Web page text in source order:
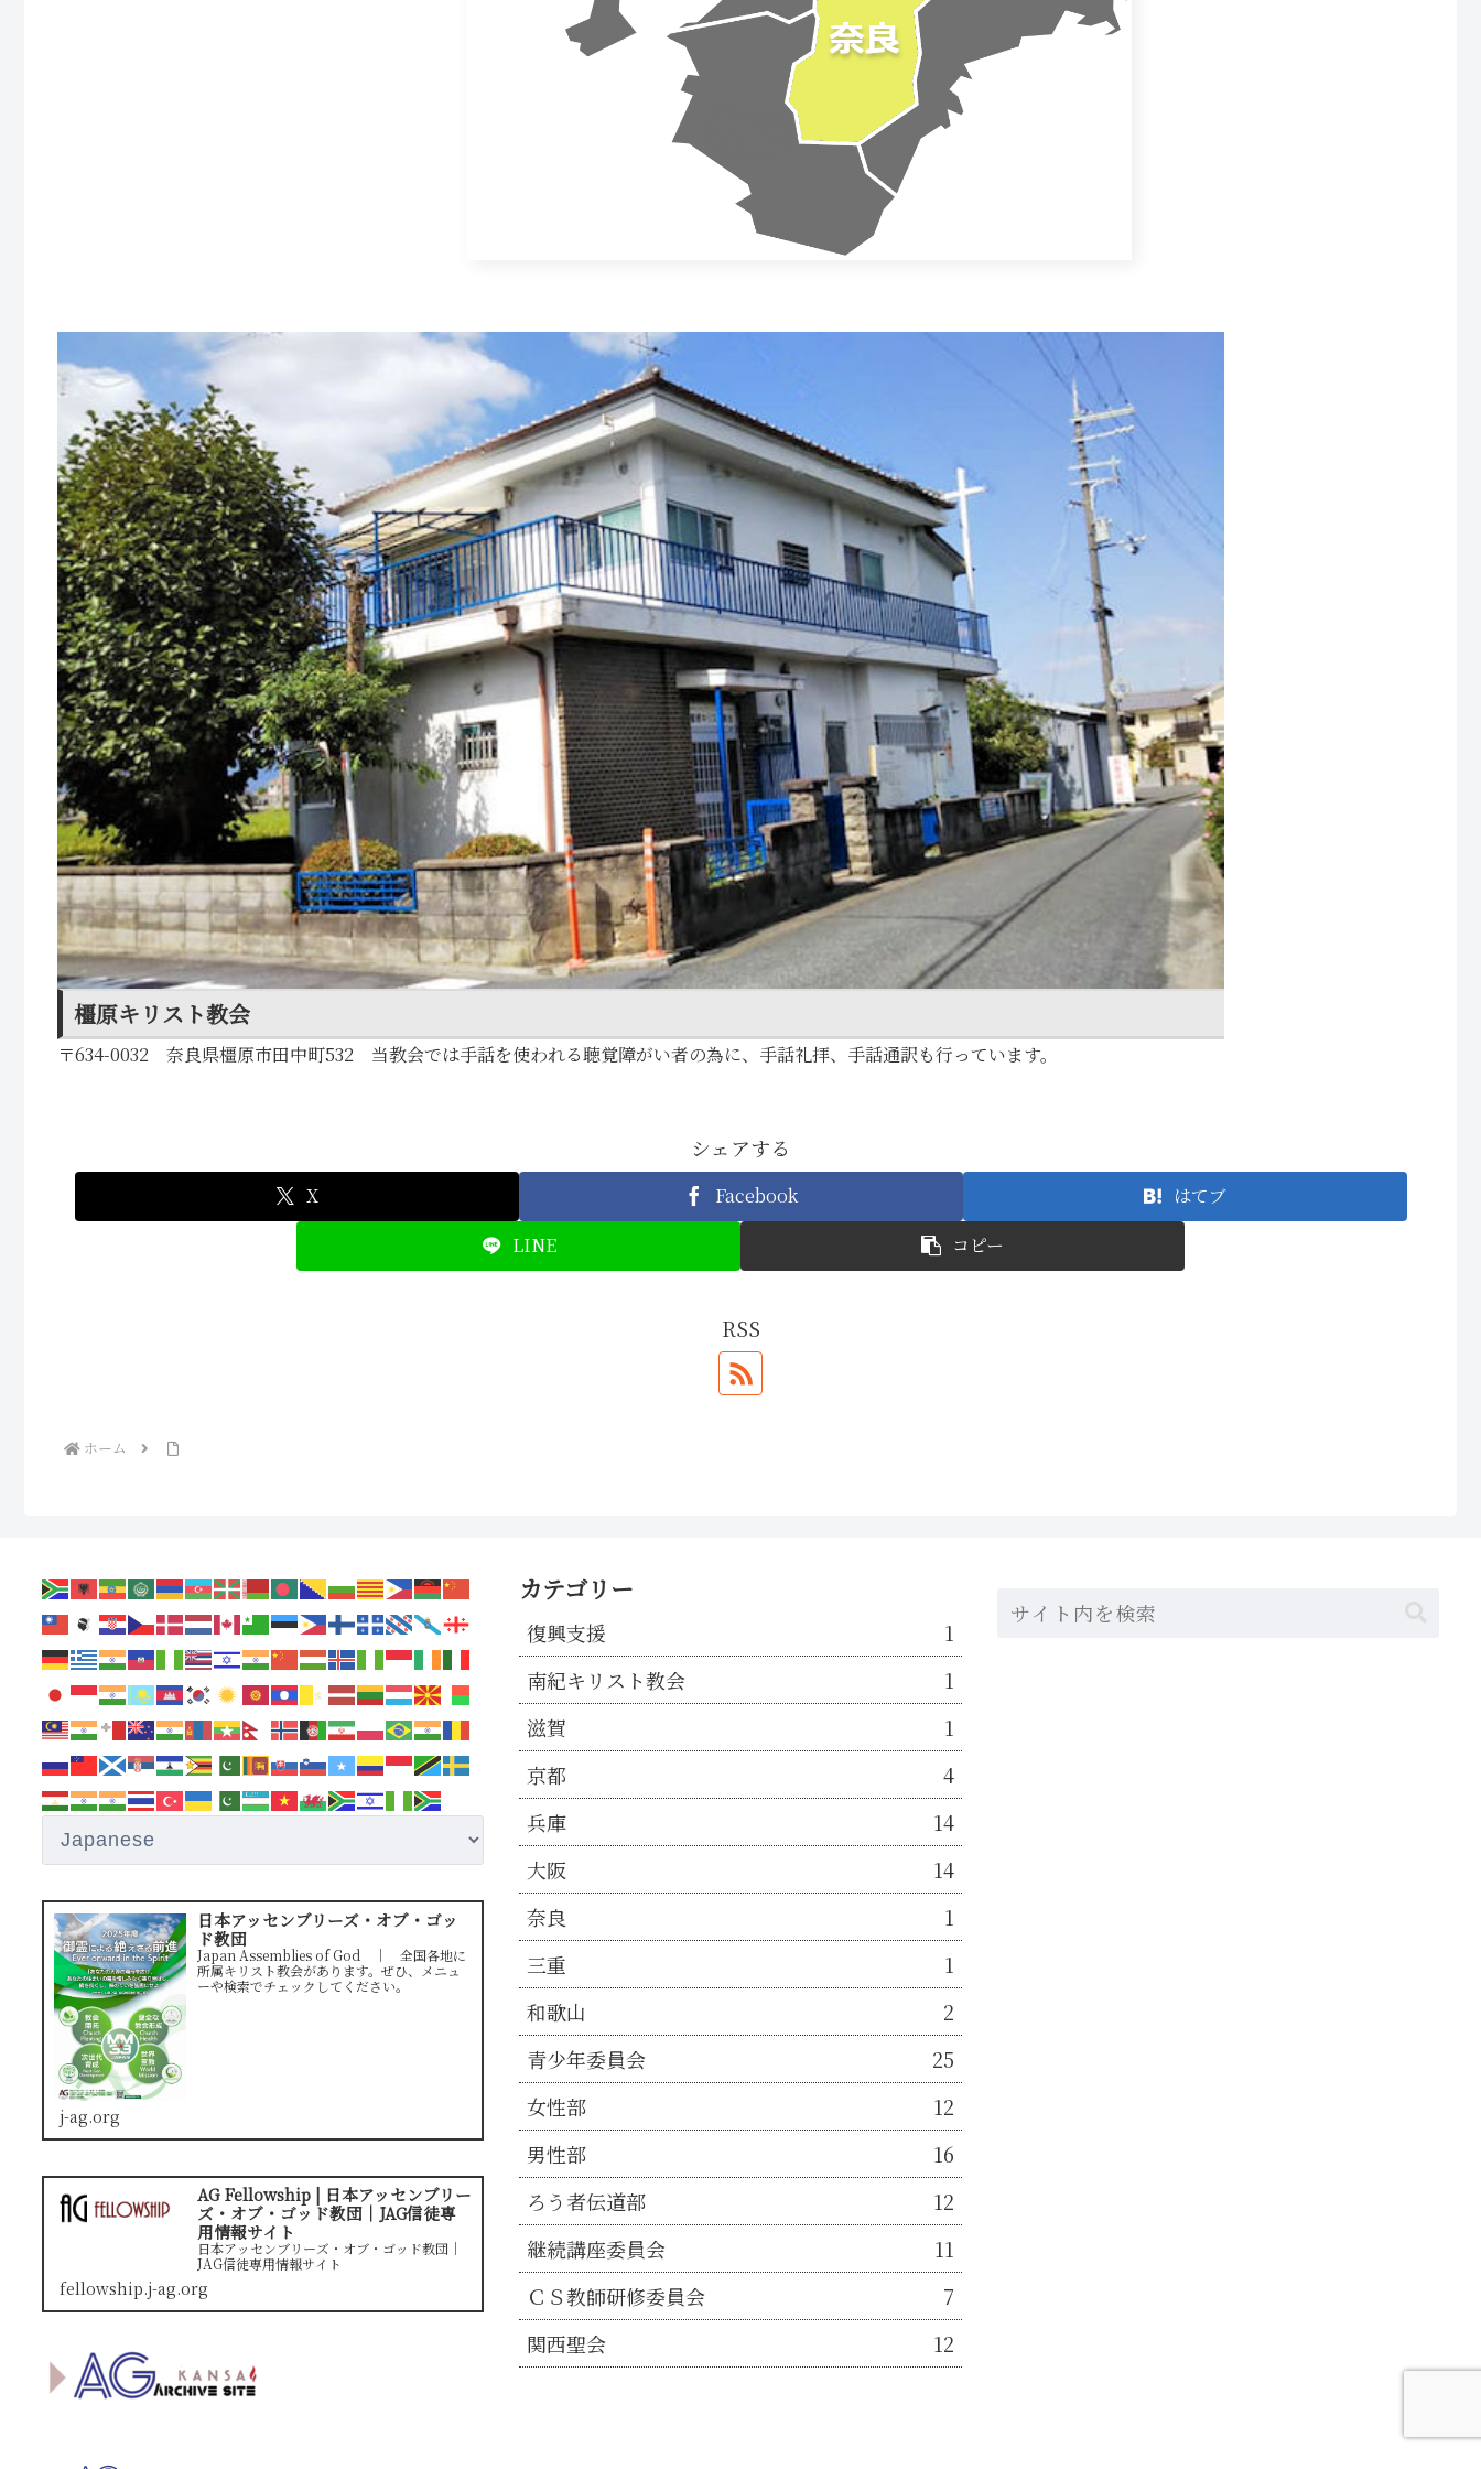
橿原キリスト教会
〒634-0032 奈良県橿原市田中町532 当教会では手話を使われる聴覚障がい者の為に、手話礼拝、手話通訳も行っています。
シェアする
X Facebook
はてブ
LINE
コピー
RSS
ホーム
日本アッセンブリーズ・オブ・ゴッ
ド教団
Japan Assemblies of God ｜ 全国各地に
所属キリスト教会があります。ぜひ、メニュ
ーや検索でチェックしてください。
j-ag.org
AG Fellowship | 日本アッセンブリー
ズ・オブ・ゴッド教団｜JAG信徒専
用情報サイト
日本アッセンブリーズ・オブ・ゴッド教団｜
JAG信徒専用情報サイト
fellowship.j-ag.org
カテゴリー
復興支援
1
南紀キリスト教会
1
滋賀
1
京都
4
兵庫
14
大阪
14
奈良
1
三重
1
和歌山
2
青少年委員会
25
女性部
12
男性部
16
ろう者伝道部
12
継続講座委員会
11
ＣＳ教師研修委員会
7
関西聖会
12